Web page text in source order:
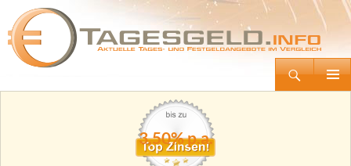
Tagesgeld.info – Tagesgeldkonten vergleichen und Tagesgeld-Zinsen berechnen
Zum
3,50% p.a.